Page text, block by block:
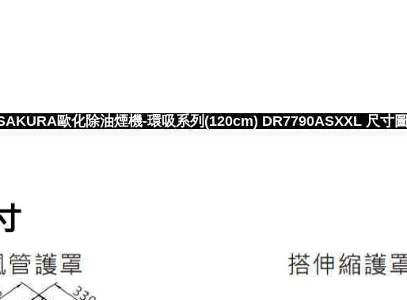
歐化除油煙機-環吸系列(120cm) DR7790ASXXL 尺寸圖